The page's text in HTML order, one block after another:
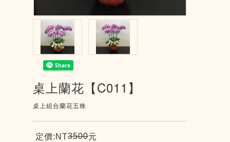
桌上蘭花【C011】
桌上組合蘭花五株
定價:NT3500元